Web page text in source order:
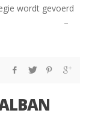
wordt gevoerd
Wozzeck –